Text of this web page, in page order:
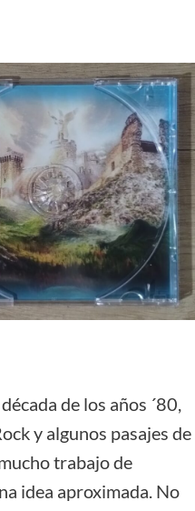
de los años ´80,
y algunos pasajes de
trabajo de
idea aproximada. No